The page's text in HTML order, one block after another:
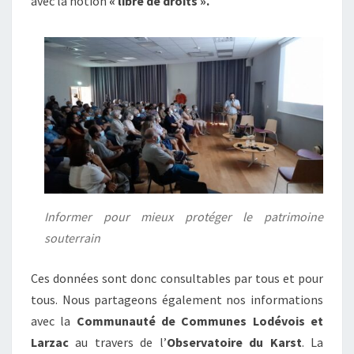
Informer pour mieux protéger le patrimoine
souterrain
Ces données sont donc consultables par tous et pour
tous. Nous partageons également nos informations
avec la Communauté de Communes Lodévois et
Larzac au travers de l’Observatoire du Karst. La